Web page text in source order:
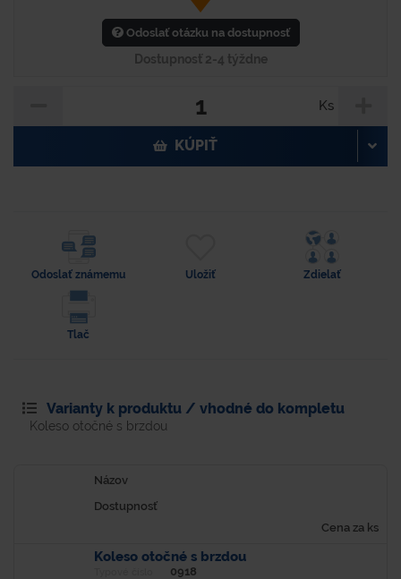
Odoslať otázku na dostupnosť
Dostupnosť 2-4 týždne
Ks
KÚPIŤ
Odoslať známemu Uložiť Zdielať
Tlač
Varianty k produktu / vhodné do kompletu
Koleso otočné s brzdou
Názov
Dostupnosť
Cena za ks
Koleso otočné s brzdou
0918